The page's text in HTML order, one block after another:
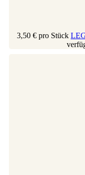
3,50 € pro Stück